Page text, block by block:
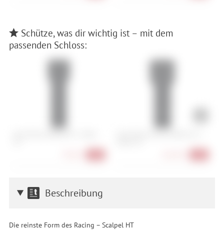
Schütze, was dir wichtig ist – mit dem
passenden Schloss:
Beschreibung
Die reinste Form des Racing – Scalpel HT